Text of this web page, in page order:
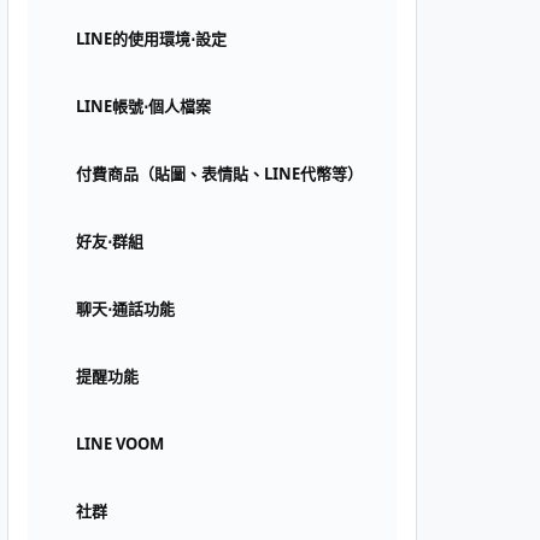
LINE的使用環境⋅設定
LINE帳號⋅個人檔案
付費商品（貼圖、表情貼、LINE代幣等）
好友⋅群組
聊天⋅通話功能
提醒功能
LINE VOOM
社群